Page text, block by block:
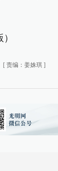
[ 责编：姜姝琪 ]